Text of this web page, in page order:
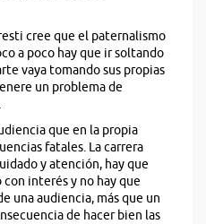
cree que el paternalismo
a poco hay que ir soltando
vaya tomando sus propias
un problema de
que en la propia
fatales. La carrera
y atención, hay que
interés y no hay que
una audiencia, más que un
de hacer bien las